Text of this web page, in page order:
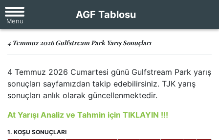
AGF Tablosu
4 Temmuz 2026 Gulfstream Park Yarış Sonuçları
4 Temmuz 2026 Cumartesi günü Gulfstream Park yarış
sonuçları sayfamızdan takip edebilirsiniz. TJK yarış
sonuçları anlık olarak güncellenmektedir.
At Yarışı Analiz ve Tahmin için TIKLAYIN !!!
1. KOŞU SONUÇLARI